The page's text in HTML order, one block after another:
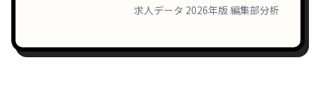
求人データ 2026年版 編集部分析